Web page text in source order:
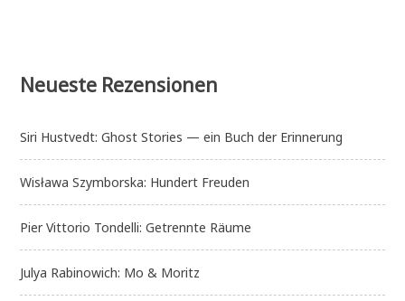
Neueste Rezensionen
Siri Hustvedt: Ghost Stories — ein Buch der Erinnerung
Wisława Szymborska: Hundert Freuden
Pier Vittorio Tondelli: Getrennte Räume
Julya Rabinowich: Mo & Moritz